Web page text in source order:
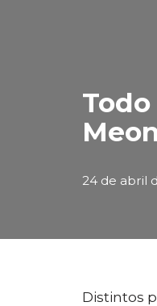
24 de abril
Distintos